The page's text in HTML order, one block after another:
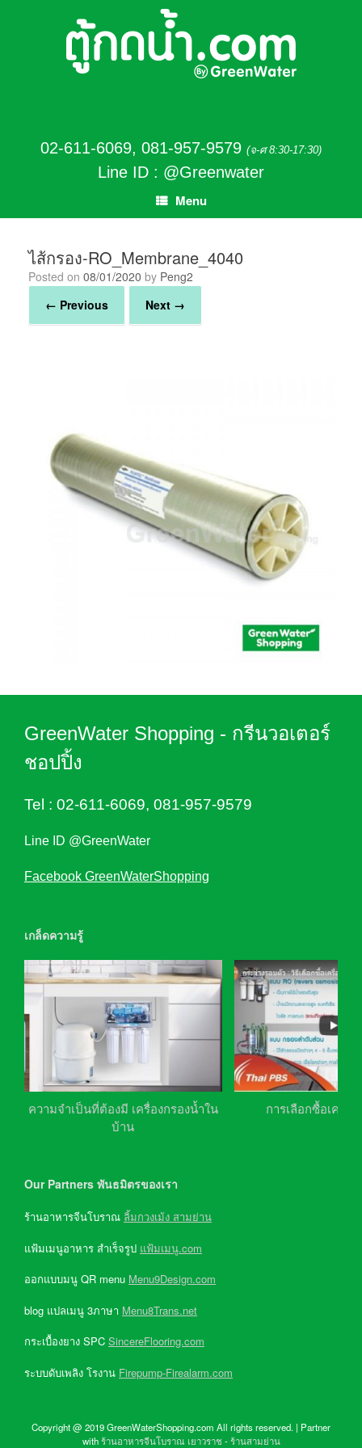
02-611-6069, 081-957-9579 (จ-ศ 8:30-17:30)
Line ID : @Greenwater
Menu
ไส้กรอง-RO_Membrane_4040
Posted on 08/01/2020 by Peng2
← Previous
Next →
GreenWater Shopping - กรีนวอเตอร์
ชอปปิ้ง
Tel : 02-611-6069, 081-957-9579
Line ID @GreenWater
Facebook GreenWaterShopping
เกล็ดความรู้
ความจำเป็นที่ต้องมี เครื่องกรองน้ำใน
บ้าน
การเลือกซื้อเครื่อ
Our Partners พันธมิตรของเรา
ร้านอาหารจีนโบราณ ลิ้มกวงเม้ง สามย่าน
แฟ้มเมนูอาหาร สำเร็จรูป แฟ้มเมนู.com
ออกแบบมนู QR menu Menu9Design.com
blog แปลเมนู 3ภาษา Menu8Trans.net
กระเบื้องยาง SPC SincereFlooring.com
ระบบดับเพลิง โรงาน Firepump-Firealarm.com
Copyright @ 2019 GreenWaterShopping.com All rights reserved. | Partner
withร้านอาหารจีนโบราณ เยาวราช-ร้านสามย่าน